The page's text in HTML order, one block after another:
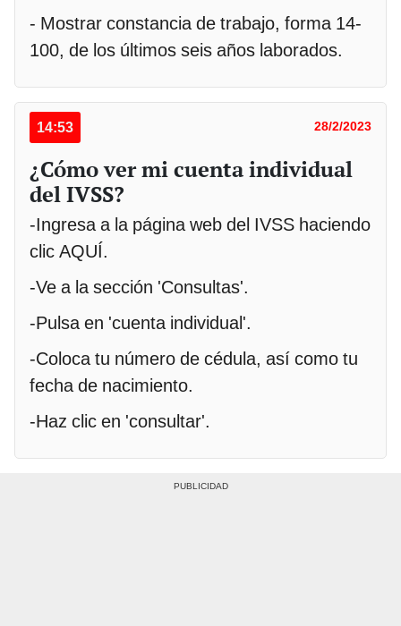
- Mostrar constancia de trabajo, forma 14-
100, de los últimos seis años laborados.
14:53 28/2/2023
¿Cómo ver mi cuenta individual
del IVSS?
-Ingresa a la página web del IVSS haciendo
clic AQUÍ.
-Ve a la sección 'Consultas'.
-Pulsa en 'cuenta individual'.
-Coloca tu número de cédula, así como tu
fecha de nacimiento.
-Haz clic en 'consultar'.